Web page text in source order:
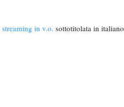
streaming in v.o. sottotitolata in italiano